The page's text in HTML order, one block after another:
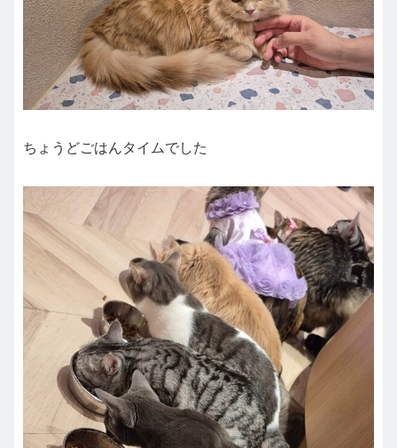
ちょうどごはんタイムでした